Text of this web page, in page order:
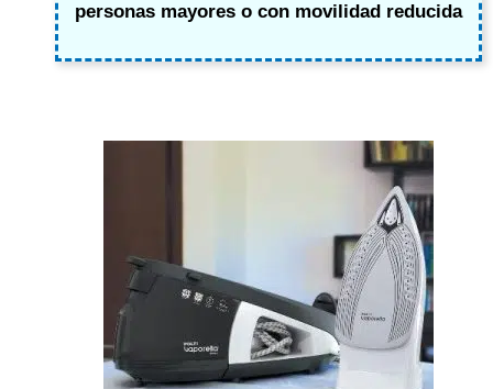
personas mayores o con movilidad reducida